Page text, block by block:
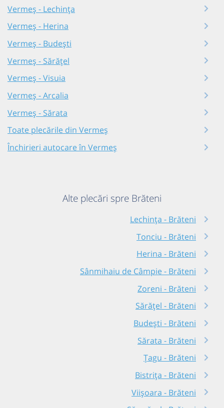
Vermeș - Lechința
Vermeș - Herina
Vermeș - Budești
Vermeș - Sărățel
Vermeș - Visuia
Vermeș - Arcalia
Vermeș - Sărata
Toate plecările din Vermeș
Închirieri autocare în Vermeș
Alte plecări spre Brăteni
Lechința - Brăteni
Tonciu - Brăteni
Herina - Brăteni
Sânmihaiu de Câmpie - Brăteni
Zoreni - Brăteni
Sărățel - Brăteni
Budești - Brăteni
Sărata - Brăteni
Țagu - Brăteni
Bistrița - Brăteni
Viișoara - Brăteni